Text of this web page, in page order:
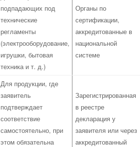
подпадающих под
технические
регламенты
(электрооборудование,
игрушки, бытовая
техника и т. д.)
Органы по
сертификации,
аккредитованные в
национальной
системе
Для продукции, где
заявитель
подтверждает
соответствие
самостоятельно, при
этом обязательна
Зарегистрированная
в реестре
декларация у
заявителя или через
аккредитованный